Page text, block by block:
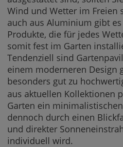
Wind und Wetter im Freien
auch aus Aluminium gibt
Produkte, die für jedes
somit fest im Garten
Tendenziell sind
einem moderneren Design
besonders gut zu
aus aktuellen Kollektionen
Garten ein
dennoch durch einen
und direkter
individuell wird.